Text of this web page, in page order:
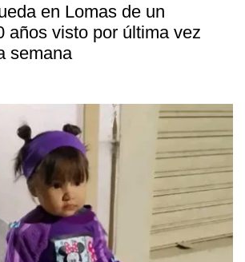
en Lomas de un
años visto por última vez
semana